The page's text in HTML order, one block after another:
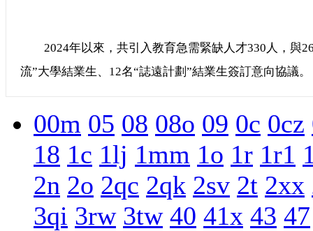
2024年以來，共引入教育急需緊缺人才330人，與
流”大學結業生、12名“誌遠計劃”結業生簽訂意向協議。
00m 05 08 08o 09 0c 0cz
18 1c 1lj 1mm 1o 1r 1r1
2n 2o 2qc 2qk 2sv 2t 2xx
3qi 3rw 3tw 40 41x 43 47